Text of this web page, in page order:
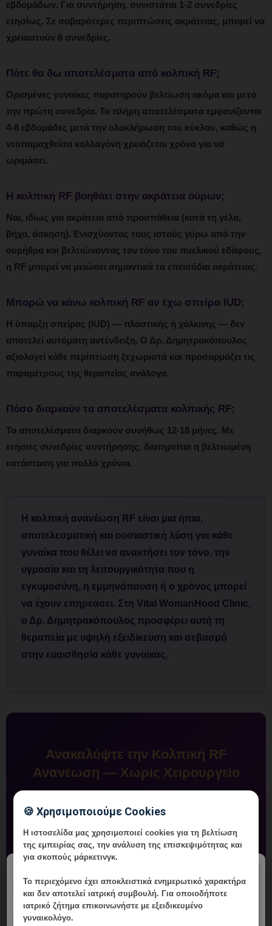
εβδομάδων. Για συντήρηση, συνιστάται 1-2 συνεδρίες
ετησίως. Σε σοβαρότερες περιπτώσεις ακράτειας, μπορεί να
χρειαστούν 6 συνεδρίες.
Πότε θα δω αποτελέσματα από κολπική RF;
Ορισμένες γυναίκες παρατηρούν βελτίωση ακόμα και μετά
την πρώτη συνεδρία. Τα πλήρη αποτελέσματα εμφανίζονται
4-8 εβδομάδες μετά την ολοκλήρωση του κύκλου, καθώς η
νεοπαραχθείσα κολλαγόνη χρειάζεται χρόνο για να
ωριμάσει.
Η κολπική RF βοηθάει στην ακράτεια ούρων;
Ναι, ιδίως για ακράτεια από προσπάθεια (κατά τη γέλα,
βήχα, άσκηση). Ενισχύοντας τους ιστούς γύρω από την
ουρήθρα και βελτιώνοντας τον τόνο του πυελικού εδάφους,
η RF μπορεί να μειώσει σημαντικά τα επεισόδια ακράτειας.
Μπορώ να κάνω κολπική RF αν έχω σπείρα IUD;
Η ύπαρξη σπείρας (IUD) — πλαστικής ή χάλκινης — δεν
αποτελεί αυτόματη αντένδειξη. Ο Δρ. Δημητρακόπουλος
αξιολογεί κάθε περίπτωση ξεχωριστά και προσαρμόζει τις
παραμέτρους της θεραπείας ανάλογα.
Πόσο διαρκούν τα αποτελέσματα κολπικής RF;
Τα αποτελέσματα διαρκούν συνήθως 12-18 μήνες. Με
ετήσιες συνεδρίες συντήρησης, διατηρείται η βελτιωμένη
κατάσταση για πολλά χρόνια.
Η κολπική ανανέωση RF είναι μια ήπια,
αποτελεσματική και ουσιαστική λύση για κάθε
γυναίκα που θέλει να ανακτήσει τον τόνο, την
υγρασία και τη λειτουργικότητα που η
εγκυμοσύνη, η εμμηνόπαυση ή ο χρόνος μπορεί
να έχουν επηρεάσει. Στη Vital WomanHood Clinic,
ο Δρ. Δημητρακόπουλος προσφέρει αυτή τη
θεραπεία με υψηλή εξειδίκευση και σεβασμό
στην ευαισθησία κάθε γυναίκας.
Ανακαλύψτε την Κολπική RF
Ανανέωση — Χωρίς Χειρουργείο
λειτουργίας. Κλείστε ραντεβού με τον Δρ.
Δημητρακόπουλο στη Vital WomanHood Clinic,
Γλυφάδα.
Κλείστε Ραντεβού Online
🍪 Χρησιμοποιούμε Cookies
Η ιστοσελίδα μας χρησιμοποιεί cookies για τη βελτίωση
της εμπειρίας σας, την ανάλυση της επισκεψιμότητας και
για σκοπούς μάρκετινγκ.
Το περιεχόμενο έχειαποκλειστικά ενημερωτικό χαρακτήρα
και δεν αποτελεί ιατρική συμβουλή. Για οποιοδήποτε
ιατρικό ζήτημα επικοινωνήστε με εξειδικευμένο
γυναικολόγο.